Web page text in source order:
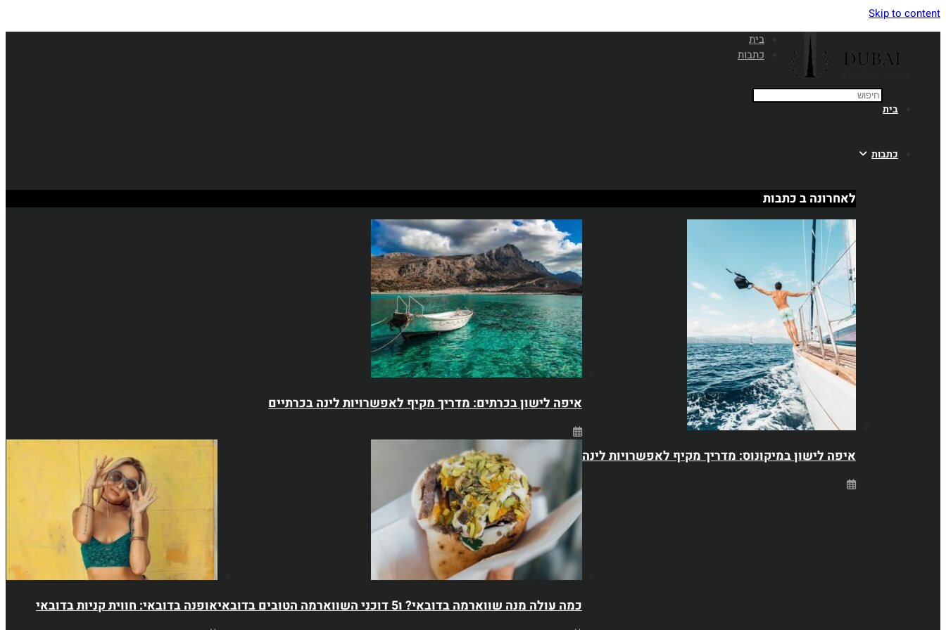
Skip to content
בית
כתבות
לאחרונה ב כתבות
איפה לישון במיקונוס: מדריך מקיף לאפשרויות לינה
איפה לישון בכרתים: מדריך מקיף לאפשרויות לינה בכרתיים
כמה עולה מנה שווארמה בדובאי? ו5 דוכני השווארמה הטובים בדובאי אופנה בדובאי: חווית קניות בדובאי
בית
כתבות